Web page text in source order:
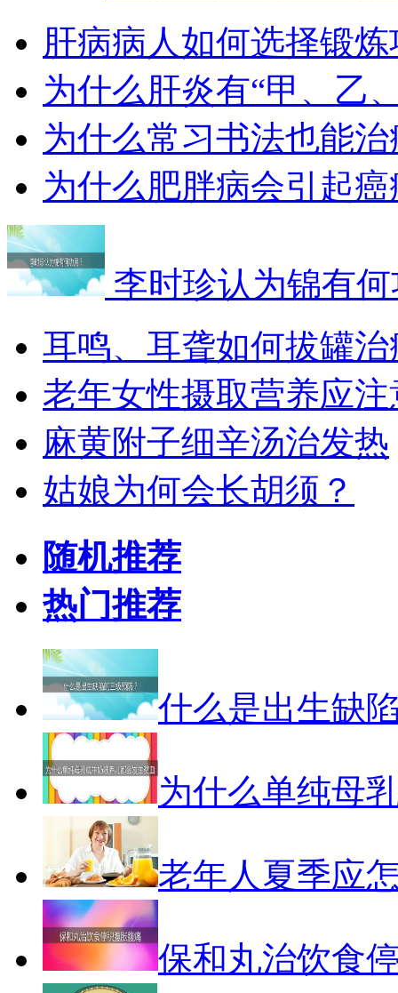
肝病病人如何选择锻炼
为什么肝炎有“甲、乙
为什么常习书法也能治
为什么肥胖病会引起癌
李时珍认为锦有
耳鸣、耳聋如何拔罐治
老年女性摄取营养应注
麻黄附子细辛汤治发热
姑娘为何会长胡须？
随机推荐
热门推荐
什么是出生缺
为什么单纯母
老年人夏季应
保和丸治饮食